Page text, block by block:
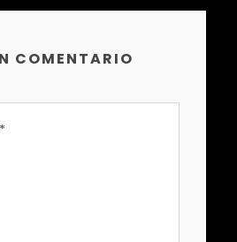
COMENTARIO